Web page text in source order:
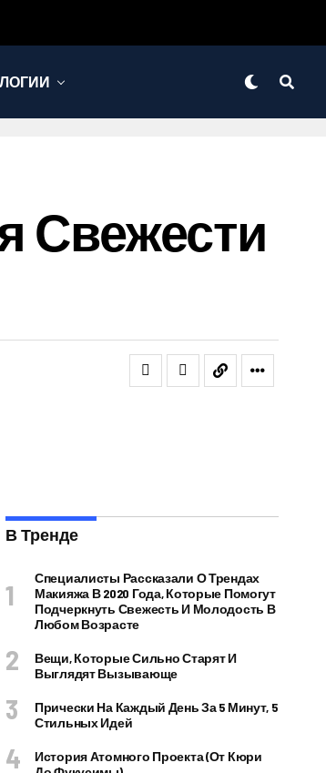
Свежести
В Тренде
Специалисты Рассказали О Трендах
Макияжа В 2020 Года, Которые Помогут
Подчеркнуть Свежесть И Молодость В
Любом Возрасте
Вещи, Которые Сильно Старят И
Выглядят Вызывающе
Прически На Каждый День За 5 Минут, 5
Стильных Идей
История Атомного Проекта (от Кюри